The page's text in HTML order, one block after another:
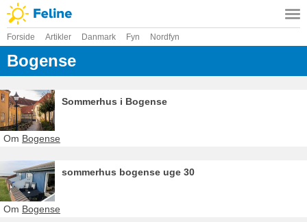
Forside Artikler Danmark Fyn Nordfyn
Bogense
Sommerhus i Bogense
Om Bogense
sommerhus bogense uge 30
Om Bogense